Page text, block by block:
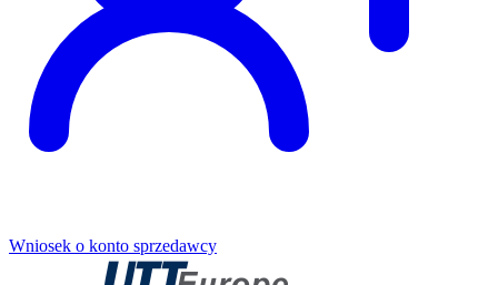
Wniosek o konto sprzedawcy